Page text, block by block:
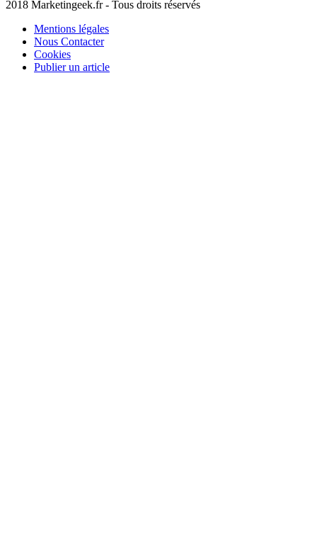
2018 Marketingeek.fr - Tous droits réservés
Mentions légales
Nous Contacter
Cookies
Publier un article